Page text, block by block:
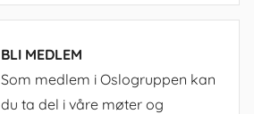
BLI MEDLEM
Som medlem i Oslogruppen kan
du ta del i våre møter og